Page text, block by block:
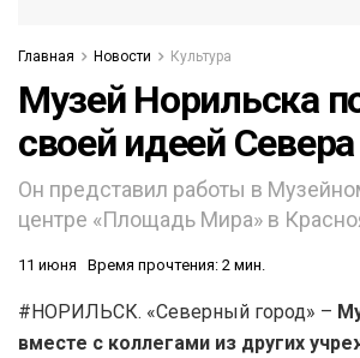
Главная Новости Культура
Музей Норильска
своей идеей Севера
Он представил работы в
центре «Площадь Мира» в
11 июня Время прочтения: 2 мин.
#НОРИЛЬСК. «Северный город» –
вместе с коллегами из других